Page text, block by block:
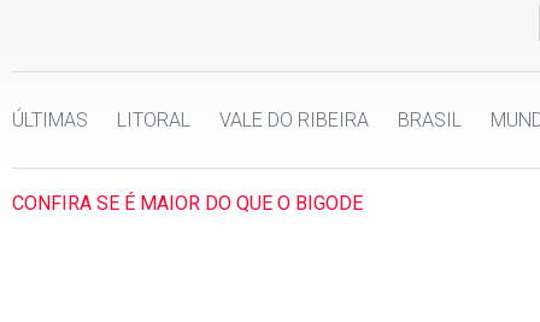
ÚLTIMAS LITORAL VALE DO RIBEIRA BRASIL
CONFIRA SE É MAIOR DO QUE O BIGODE